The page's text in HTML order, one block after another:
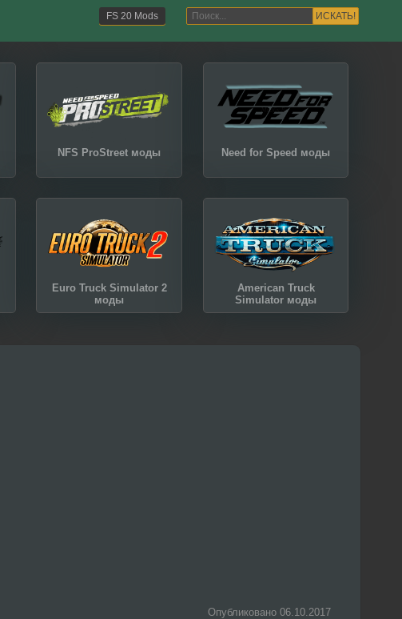
ИСКАТЬ!
FS 20 Mods
NFS ProStreet моды Need for Speed моды
Euro Truck Simulator 2
моды
American Truck
Simulator моды
Опубликовано 06.10.2017